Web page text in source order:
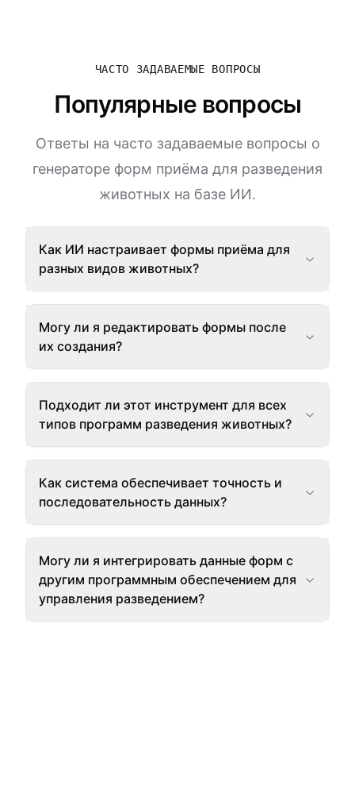
ЧАСТО ЗАДАВАЕМЫЕ ВОПРОСЫ
Популярные вопросы
Ответы на часто задаваемые вопросы о
генераторе форм приёма для разведения
животных на базе ИИ.
Как ИИ настраивает формы приёма для
разных видов животных?
Могу ли я редактировать формы после
их создания?
Подходит ли этот инструмент для всех
типов программ разведения животных?
Как система обеспечивает точность и
последовательность данных?
Могу ли я интегрировать данные форм с
другим программным обеспечением для
управления разведением?